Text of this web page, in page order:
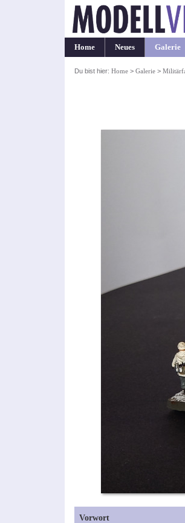
Home Neues Galerie
Du bist hier: Home> Galerie>
Vorwort